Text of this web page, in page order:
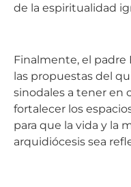
de la espiritualidad
Finalmente, el padre
las propuestas del
sinodales a tener en
fortalecer los
para que la vida y la
arquidiócesis sea